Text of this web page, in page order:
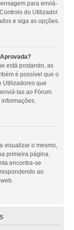
para enviá-
do Utilizador
e siga as opções.
está postando, as
é possível que o
Utilizadores que
las ao Fórum.
informações.
visualizar o mesmo,
primeira página.
encontra-se
ao